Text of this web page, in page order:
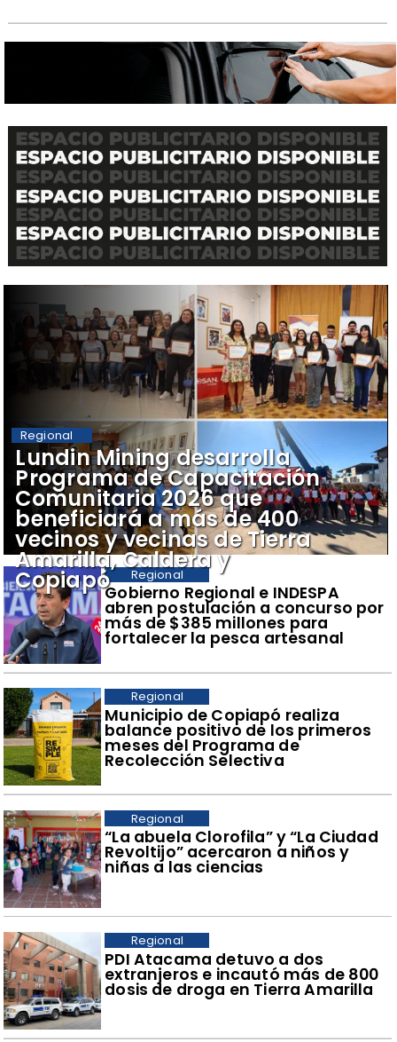
​Gobierno Regional e INDESPA
abren postulación a concurso por
más de $385 millones para
fortalecer la pesca artesanal
Regional
​Municipio de Copiapó realiza
balance positivo de los primeros
meses del Programa de
Recolección Selectiva
Regional
​“La abuela Clorofila” y “La Ciudad
Revoltijo” acercaron a niños y
niñas a las ciencias
Regional
​PDI Atacama detuvo a dos
extranjeros e incautó más de 800
dosis de droga en Tierra Amarilla
Regional
​Lundin Mining desarrolla
Programa de Capacitación
Comunitaria 2026 que
beneficiará a más de 400
vecinos y vecinas de Tierra
Amarilla, Caldera y
Copiapó
Regional